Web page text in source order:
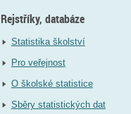
Rejstříky, databáze
Statistika školství
Pro veřejnost
O školské statistice
Sběry statistických dat